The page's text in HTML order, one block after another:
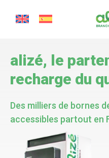
alizé, le
recharge du
Des milliers de bornes
accessibles partout en